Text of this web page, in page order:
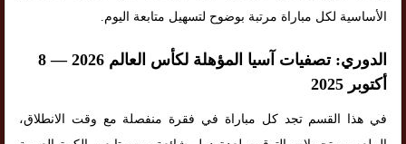
الأساسية لكل مباراة مرتبة بوضوح لتسهيل متابعة اليوم.
الدوري: تصفيات آسيا المؤهلة لكأس العالم 2026 — 8
أكتوبر 2025
في هذا القسم تجد كل مباراة في فقرة منفصلة مع وقت الانطلاق،